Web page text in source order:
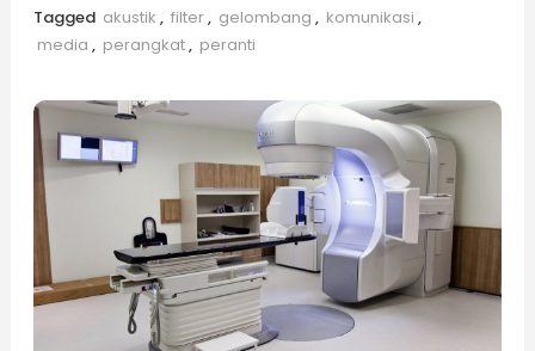
Tagged akustik , filter, gelombang , komunikasi ,
media , perangkat, peranti